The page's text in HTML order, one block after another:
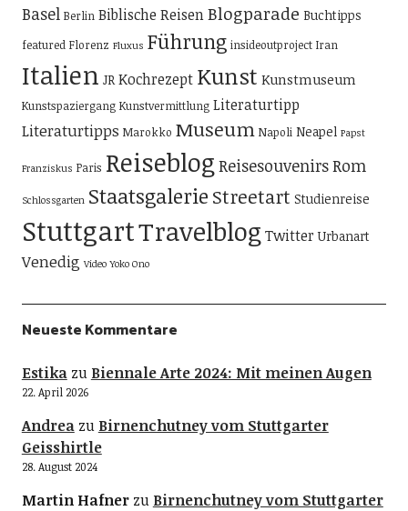
Basel Berlin Biblische ReisenBlogparade Buchtipps
featured Florenz Fluxus Führung insideoutproject Iran
Italien JR Kochrezept Kunst Kunstmuseum
Kunstspaziergang Kunstvermittlung Literaturtipp
Literaturtipps Marokko Museum Napoli Neapel Papst
Franziskus Paris Reiseblog ReisesouvenirsRom
Schlossgarten Staatsgalerie Streetart Studienreise
StuttgartTravelblog Twitter Urbanart
Venedig Video Yoko Ono
Neueste Kommentare
Estikazu Biennale Arte 2024: Mit meinen Augen
22. April 2026
Andreazu Birnenchutney vom Stuttgarter
Geisshirtle
28. August 2024
Martin Hafnerzu Birnenchutney vom Stuttgarter